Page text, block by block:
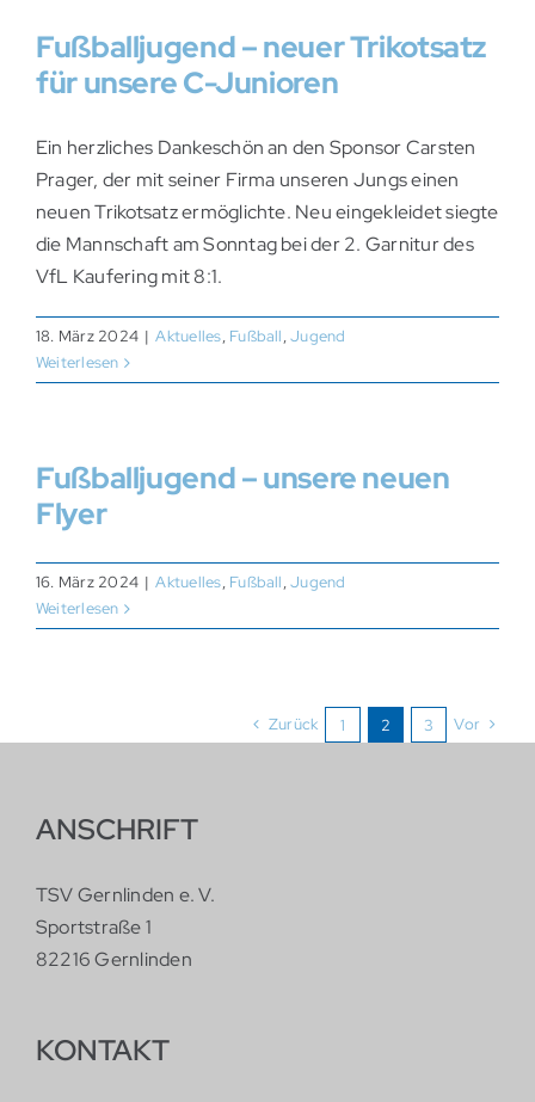
Fußballjugend – neuer Trikotsatz
für unsere C-Junioren
Ein herzliches Dankeschön an den Sponsor Carsten
Prager, der mit seiner Firma unseren Jungs einen
neuen Trikotsatz ermöglichte. Neu eingekleidet siegte
die Mannschaft am Sonntag bei der 2. Garnitur des
VfL Kaufering mit 8:1.
18. März 2024 | Aktuelles, Fußball,Jugend
Weiterlesen
Fußballjugend – unsere neuen
Flyer
16. März 2024 | Aktuelles, Fußball,Jugend
Weiterlesen
Zurück 1 2 3 Vor
ANSCHRIFT
TSV Gernlinden e. V.
Sportstraße 1
82216 Gernlinden
KONTAKT